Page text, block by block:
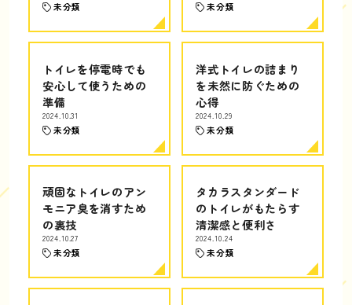
未分類 未分類
トイレを停電時でも
安心して使うための
準備
2024.10.31
未分類
洋式トイレの詰まり
を未然に防ぐための
心得
2024.10.29
未分類
頑固なトイレのアン
モニア臭を消すため
の裏技
2024.10.27
未分類
タカラスタンダード
のトイレがもたらす
清潔感と便利さ
2024.10.24
未分類